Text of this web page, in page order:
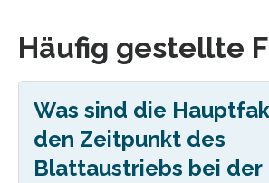
Häufig gestellte
Was sind die
den Zeitpunkt des
Blattaustriebs bei der